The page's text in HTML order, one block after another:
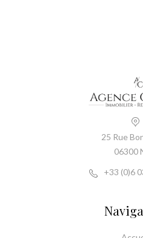
25 Rue
06300
+33 (0)6